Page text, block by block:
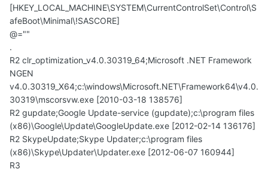
[HKEY_LOCAL_MACHINE\SYSTEM\CurrentControlSet\Control\S
afeBoot\Minimal\!SASCORE]
@=""
.
R2 clr_optimization_v4.0.30319_64;Microsoft .NET Framework
NGEN
v4.0.30319_X64;c:\windows\Microsoft.NET\Framework64\v4.0.
30319\mscorsvw.exe [2010-03-18 138576]
R2 gupdate;Google Update-service (gupdate);c:\program files
(x86)\Google\Update\GoogleUpdate.exe [2012-02-14 136176]
R2 SkypeUpdate;Skype Updater;c:\program files
(x86)\Skype\Updater\Updater.exe [2012-06-07 160944]
R3